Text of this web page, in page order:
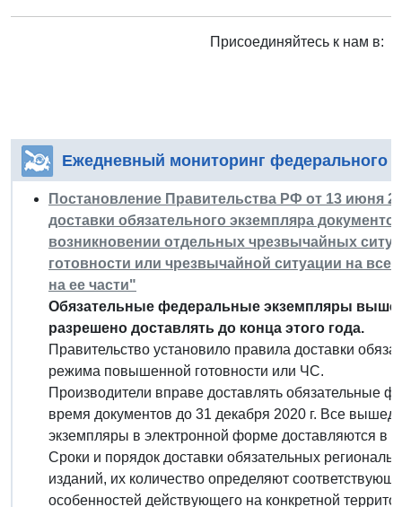
Присоединяйтесь к нам в:
Ежедневный мониторинг федерального
Постановление Правительства РФ от 13 июня
доставки обязательного экземпляра
возникновении отдельных чрезвычайных
готовности или чрезвычайной ситуации на
на ее части"
Обязательные федеральные экземпляры
разрешено доставлять до конца этого года.
Правительство установило правила доставки
режима повышенной готовности или ЧС.
Производители вправе доставлять обязательные
время документов до 31 декабря 2020 г. Все
экземпляры в электронной форме доставляются в
Сроки и порядок доставки обязательных
изданий, их количество определяют
особенностей действующего на конкретной